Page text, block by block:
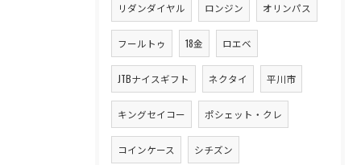
リダンダイヤル ロンジン オリンパス
フールトゥ 18金 ロエベ
JTBナイスギフト ネクタイ 平川市
キングセイコー ポシェット・クレ
コインケース シチズン